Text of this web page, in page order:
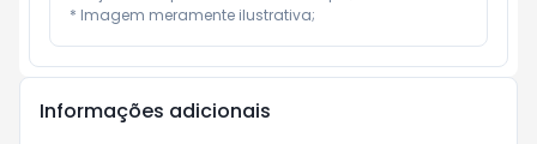
* Imagem meramente ilustrativa;
Informações adicionais